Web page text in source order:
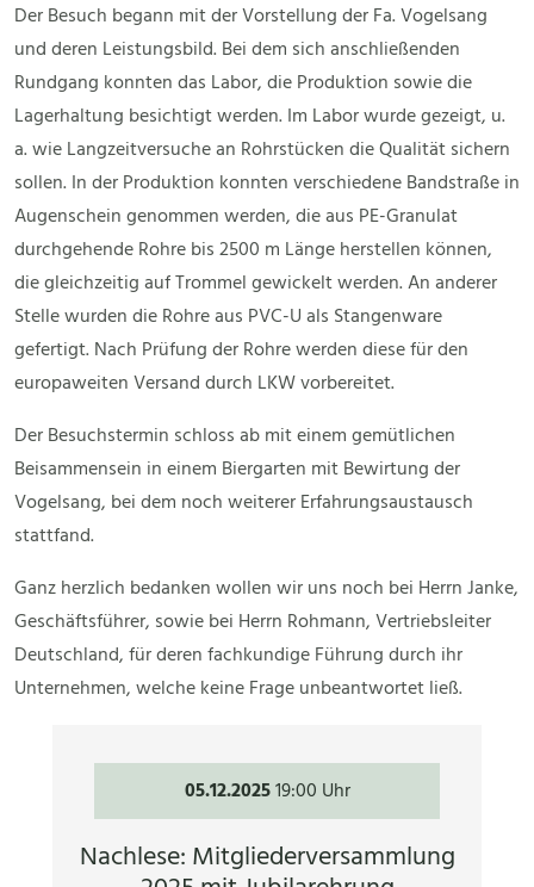
Der Besuch begann mit der Vorstellung der Fa. Vogelsang
und deren Leistungsbild. Bei dem sich anschließenden
Rundgang konnten das Labor, die Produktion sowie die
Lagerhaltung besichtigt werden. Im Labor wurde gezeigt, u.
a. wie Langzeitversuche an Rohrstücken die Qualität sichern
sollen. In der Produktion konnten verschiedene Bandstraße in
Augenschein genommen werden, die aus PE-Granulat
durchgehende Rohre bis 2500 m Länge herstellen können,
die gleichzeitig auf Trommel gewickelt werden. An anderer
Stelle wurden die Rohre aus PVC-U als Stangenware
gefertigt. Nach Prüfung der Rohre werden diese für den
europaweiten Versand durch LKW vorbereitet.
Der Besuchstermin schloss ab mit einem gemütlichen
Beisammensein in einem Biergarten mit Bewirtung der
Vogelsang, bei dem noch weiterer Erfahrungsaustausch
stattfand.
Ganz herzlich bedanken wollen wir uns noch bei Herrn Janke,
Geschäftsführer, sowie bei Herrn Rohmann, Vertriebsleiter
Deutschland, für deren fachkundige Führung durch ihr
Unternehmen, welche keine Frage unbeantwortet ließ.
05.12.202519:00 Uhr
Nachlese: Mitgliederversammlung